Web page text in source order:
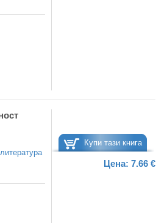
Купи тази книга
Цена: 7.66 €